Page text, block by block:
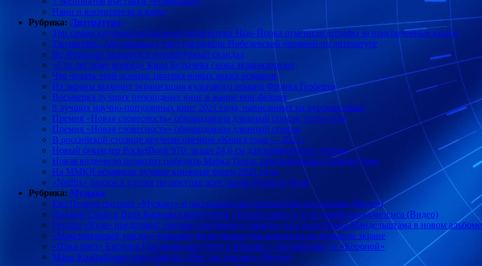
Няни и воспитатели в кино
Рубрика: Литература
Три самых крупных публичных библиотеки Нью-Йорка отменили штрафы за просроченные книги
Танзанийца Абдулразака Гурну наградили Нобелевской премией по литературе
Во Франции разразился литературный скандал
«Сто лет тому вперед» Кира Булычева снова экранизируют
Что читать этой осенью: пятерка новых ярких романов
На экраны выходит экранизация культового романа Фрэнка Герберта
Восьмерка лучших переводных книг в жанре нон-фикшн
8 лучших научно-популярных книг 2021 года, написанных на русском языке
Премия «Новая словесность» обнародовала длинный список этого года
Премия «Новая словесность» обнародовала длинный список
В российской столице вручили премию «Книга года — 2021»
Новый букридер PocketBook 970: экран 24,6 см для комфортного чтения
Новая видеоигра позволит победить Марка Твена, притворившись Хемингуэем
На ММКЯ объявили лучшие книжные блоги 2021 года
«Netflix» близок к сделке по покупке всех сказок Роальда Даля
Рубрика: Музыка
Ева Польна сыграла «Музыку» и рассказала про теневой бан инстаграма (Видео)
Диджей Смэш и Валя Карнавал выпустили «Тихий гимн» в духе зомби-апокалипсиса (Видео)
Группа «Яуза» представит «музыку нездравого смысла» на стихи Осипа Мандельштама в новом альбоме
«Максимальный уикэнд» покажет легендарные рок-концерты на большом экране
«Пока прет» Евгения Цыганова выступит в Москве с «Колыбелью» и «Короной»
Мари Краймбрери представила «Мне так хорошо» (Видео)